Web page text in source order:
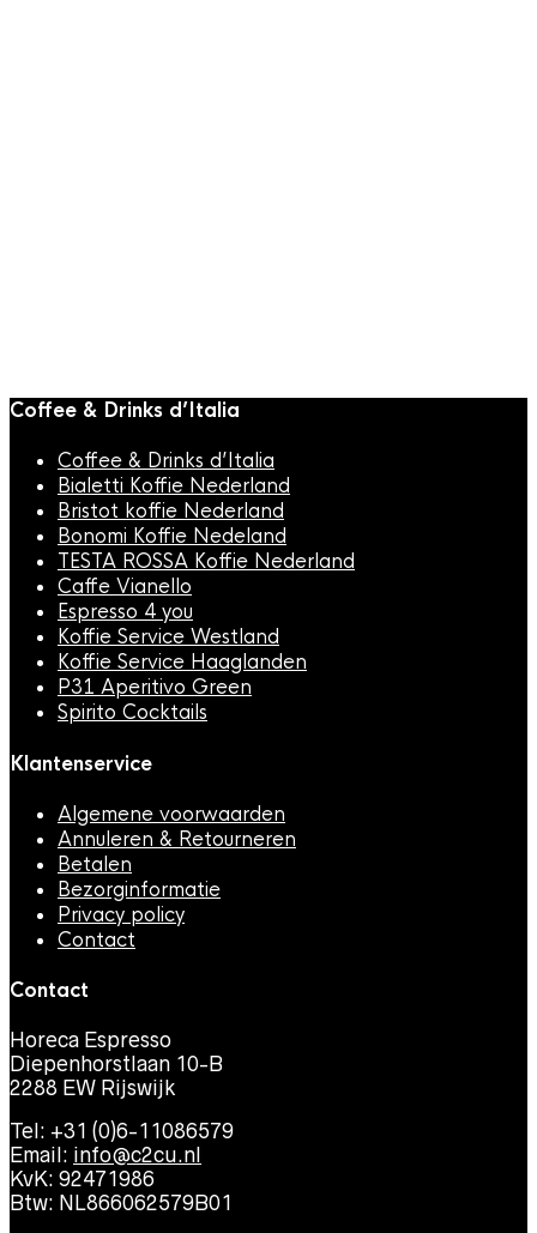
Coffee & Drinks d’Italia
Coffee & Drinks d’Italia
Bialetti Koffie Nederland
Bristot koffie Nederland
Bonomi Koffie Nedeland
TESTA ROSSA Koffie Nederland
Caffe Vianello
Espresso 4 you
Koffie Service Westland
Koffie Service Haaglanden
P31 Aperitivo Green
Spirito Cocktails
Klantenservice
Algemene voorwaarden
Annuleren & Retourneren
Betalen
Bezorginformatie
Privacy policy
Contact
Contact
Horeca Espresso
Diepenhorstlaan 10-B
2288 EW Rijswijk
Tel: +31 (0)6-11086579
Email: info@c2cu.nl
KvK: 92471986
Btw: NL866062579B01